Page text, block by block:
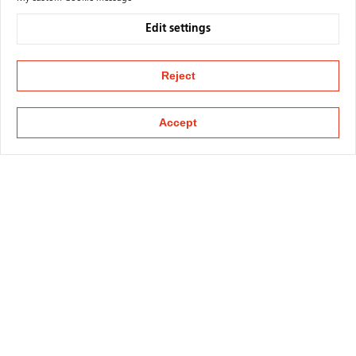
Edit settings
Reject
Accept